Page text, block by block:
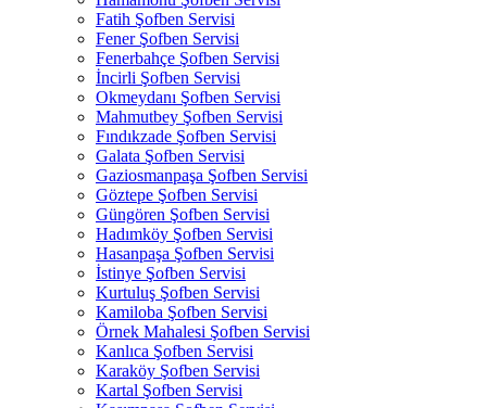
Fatih Şofben Servisi
Fener Şofben Servisi
Fenerbahçe Şofben Servisi
İncirli Şofben Servisi
Okmeydanı Şofben Servisi
Mahmutbey Şofben Servisi
Fındıkzade Şofben Servisi
Galata Şofben Servisi
Gaziosmanpaşa Şofben Servisi
Göztepe Şofben Servisi
Güngören Şofben Servisi
Hadımköy Şofben Servisi
Hasanpaşa Şofben Servisi
İstinye Şofben Servisi
Kurtuluş Şofben Servisi
Kamiloba Şofben Servisi
Örnek Mahalesi Şofben Servisi
Kanlıca Şofben Servisi
Karaköy Şofben Servisi
Kartal Şofben Servisi